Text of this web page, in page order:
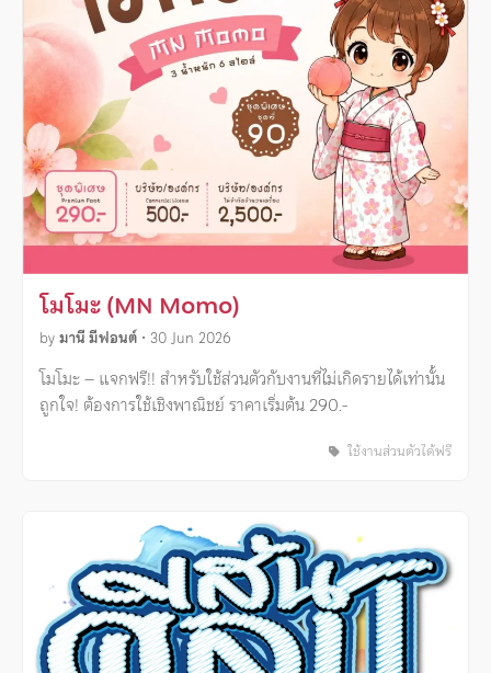
โมโมะ (MN Momo)
byมานี มีฟอนต์ • 30 Jun 2026
โมโมะ – แจกฟรี!! สำหรับใช้ส่วนตัวกับงานที่ไม่เกิดรายได้เท่านั้น
ถูกใจ! ต้องการใช้เชิงพาณิชย์ ราคาเริ่มต้น 290.-
ใช้งานส่วนตัวได้ฟรี